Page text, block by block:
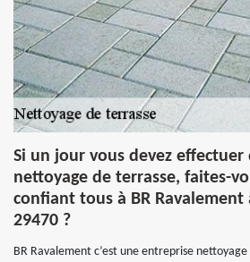
Si un jour vous devez effectuer
nettoyage de terrasse, faites-
confiant tous à BR
29470 ?
BR Ravalement c’est une entreprise